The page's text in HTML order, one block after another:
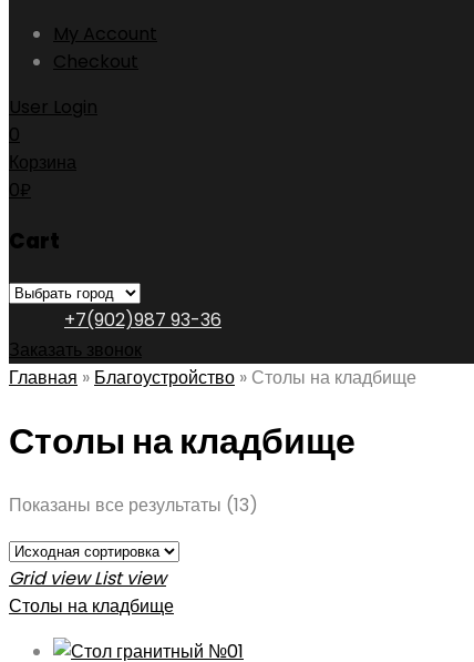
My Account
Checkout
User Login
0
Корзина
0₽
Cart
+7(902)987 93-36
Заказать звонок
Главная » Благоустройство » Столы на кладбище
Столы на кладбище
Показаны все результаты (13)
Grid view List view
Столы на кладбище